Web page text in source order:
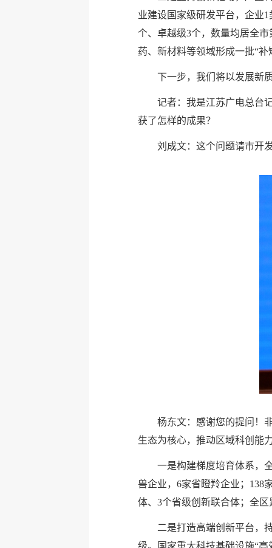
业建设国家级研发平台，企业
个、卓越级3个，数量均居全
药、新材料等领域形成一批“
下一步，我们将以发展新
记者：我是江苏广电总台
获了怎样的成果？
刘成文：这个问题请市开
杨东文：感谢您的提问！
生态为核心，推动区域科创能
一是构建梯度培育体系，
兽企业，6家省瞪羚企业；138
体、3个省级创新联合体；全
二是打造高端创新平台，
级。国家重大科技基础设施“